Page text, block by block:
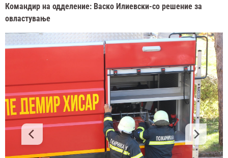
Командир на одделение: Васко Илиевски-со решение за
овластување